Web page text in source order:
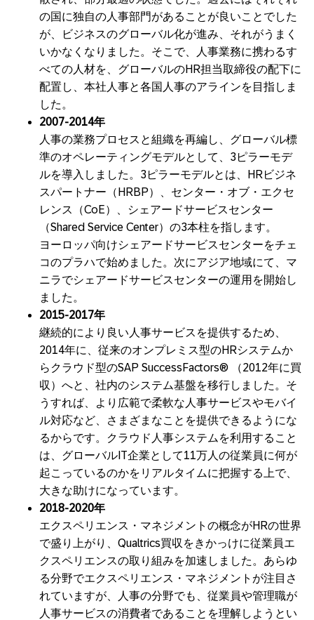
の国に独自の人事部門があることが良いことでした
が、ビジネスのグローバル化が進み、それがうまく
いかなくなりました。そこで、人事業務に携わるす
べての人材を、グローバルのHR担当取締役の配下に
配置し、本社人事と各国人事のアラインを目指しま
した。
2007-2014年
人事の業務プロセスと組織を再編し、グローバル標
準のオペレーティングモデルとして、3ピラーモデ
ルを導入しました。3ピラーモデルとは、HRビジネ
スパートナー（HRBP）、センター・オブ・エクセ
レンス（CoE）、シェアードサービスセンター
（Shared Service Center）の3本柱を指します。
ヨーロッパ向けシェアードサービスセンターをチェ
コのプラハで始めました。次にアジア地域にて、マ
ニラでシェアードサービスセンターの運用を開始し
ました。
2015-2017年
継続的により良い人事サービスを提供するため、
2014年に、従来のオンプレミス型のHRシステムか
らクラウド型のSAP SuccessFactors® （2012年に買
収）へと、社内のシステム基盤を移行しました。そ
うすれば、より広範で柔軟な人事サービスやモバイ
ル対応など、さまざまなことを提供できるようにな
るからです。クラウド人事システムを利用すること
は、グローバルIT企業として11万人の従業員に何が
起こっているのかをリアルタイムに把握する上で、
大きな助けになっています。
2018-2020年
エクスペリエンス・マネジメントの概念がHRの世界
で盛り上がり、Qualtrics買収をきかっけに従業員エ
クスペリエンスの取り組みを加速しました。あらゆ
る分野でエクスペリエンス・マネジメントが注目さ
れていますが、人事の分野でも、従業員や管理職が
人事サービスの消費者であることを理解しようとい